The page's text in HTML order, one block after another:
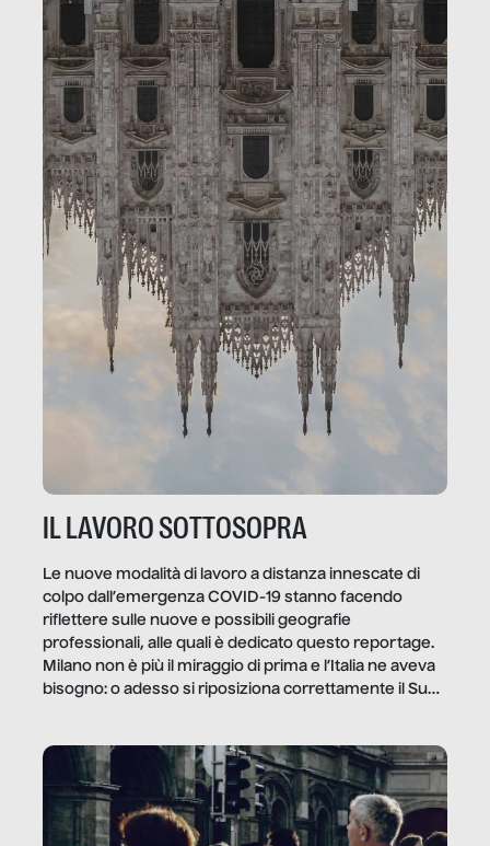
IL LAVORO SOTTOSOPRA
Le nuove modalità di lavoro a distanza innescate di
colpo dall’emergenza COVID-19 stanno facendo
riflettere sulle nuove e possibili geografie
professionali, alle quali è dedicato questo reportage.
Milano non è più il miraggio di prima e l’Italia ne aveva
bisogno: o adesso si riposiziona correttamente il Sud